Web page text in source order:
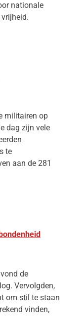
nationale
militairen op
dag zijn vele
te
aan de 281
de
Vervolgden,
om stil te staan
vinden,